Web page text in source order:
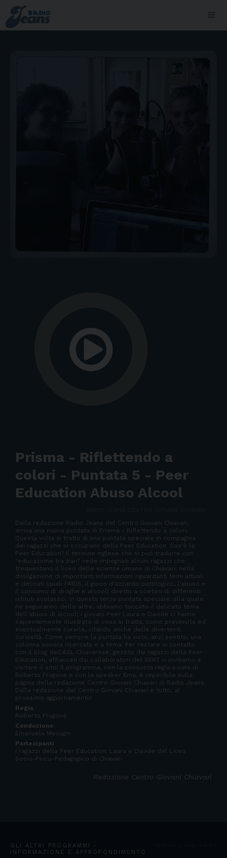
Prisma - Riflettendo a
colori - Puntata 5 - Peer
Education Abuso Alcool
Dalla redazione Radio Jeans del Centro Giovani Chiavari,
arriva una nuova puntata di Prisma - Riflettendo a colori.
Questa volta si tratta di una puntata speciale in compagnia
dei ragazzi che si occupano della Peer Education. Cos'è la
Peer Education? Il termine inglese che si può tradurre con
"educazione tra pari" vede impegnati alcuni ragazzi che
frequentano il liceo delle scienze umane di Chiavari, nella
divulgazione di importanti informazioni riguardanti temi attuali
e delicati (quali l'AIDS, il gioco d'azzardo patologico, l'abuso e
il consumo di droghe e alcool) diretto a coetani di differenti
istituti scolastici. In questa terza puntata speciale, alla quale
ne seguiranno delle altre, abbiamo toccato il delicato tema
dell'abuso di alcool; i giovani Peer Laura e Davide ci hanno
sapientemente illustrato di cosa si tratta, come prevenirla ed
eventualmente curarla, citando anche delle divertenti
curiosità. Come sempre la puntata ha visto, anzi sentito, una
colonna sonora ricercata e a tema. Per restare in contatto
con il blog dell'ASL Chiavarese, gestito dai ragazzi della Peer
Education, affiancati dai collaboratori del SERT vi invitiamo a
visitare il sito! Il programma, con la consueta regia a cura di
Roberto Frugone e con la speaker Ema, è reperibile sulla
pagina della redazione Centro Giovani Chiavari di Radio Jeans.
Dalla redazione del Centro Giovani Chiavari è tutto, al
prossimo aggiornamento!
Regia
Roberto Frugone
Conduzione
Emanuela Mecugni
Partecipanti
I ragazzi della Peer Education: Laura e Davide del Liceo
Socio-Psico-Pedagogico di Chiavari
Redazione Centro Giovani Chiavari
GLI ALTRI PROGRAMMI -
INFORMAZIONE E APPROFONDIMENTO